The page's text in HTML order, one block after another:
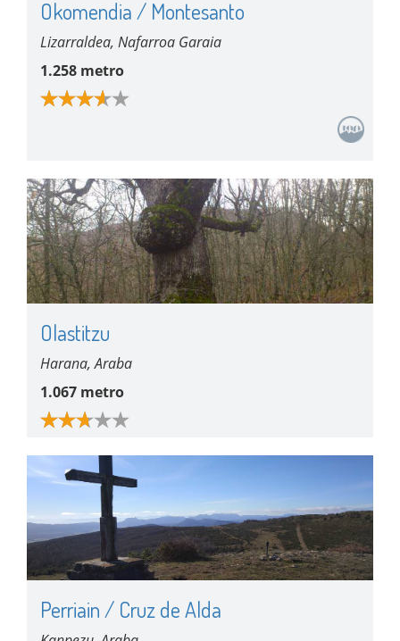
Okomendia / Montesanto
Lizarraldea, Nafarroa Garaia
1.258 metro
Olastitzu
Harana, Araba
1.067 metro
Perriain / Cruz de Alda